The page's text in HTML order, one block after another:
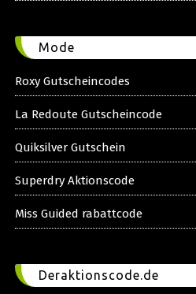
Mode
Roxy Gutscheincodes
La Redoute Gutscheincode
Quiksilver Gutschein
Superdry Aktionscode
Miss Guided rabattcode
Deraktionscode.de